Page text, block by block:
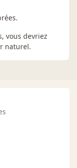
vous devriez
naturel.